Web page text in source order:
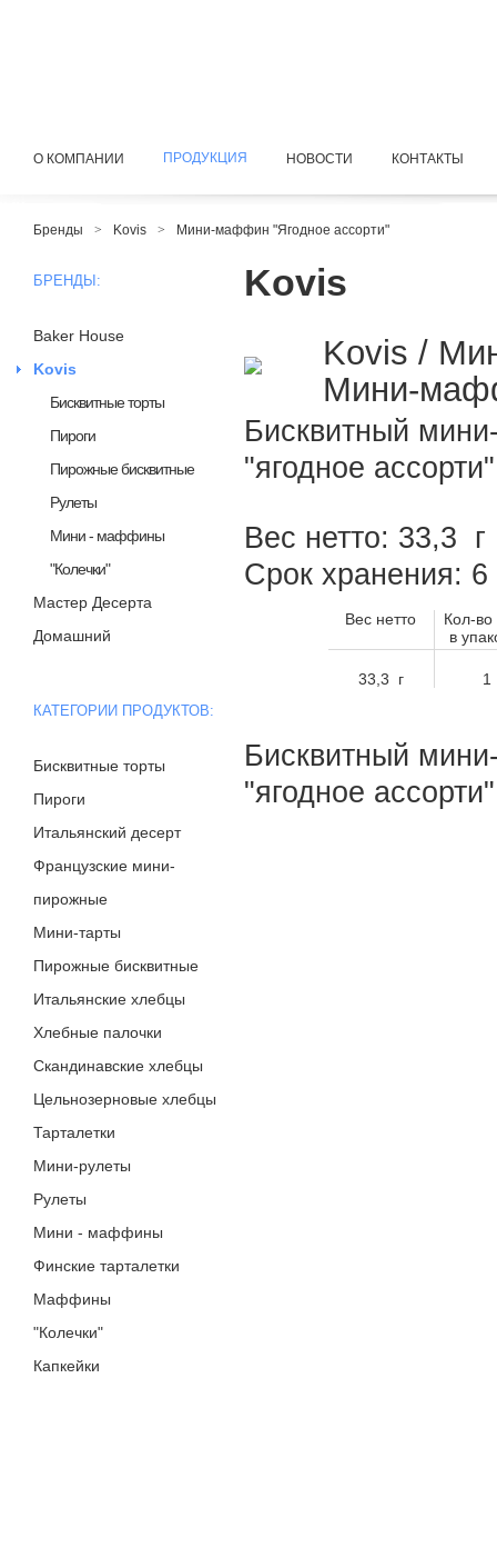
О КОМПАНИИ ПРОДУКЦИЯ НОВОСТИ КОНТАКТЫ
Бренды > Kovis > Мини-маффин "Ягодное ассорти"
Kovis
Kovis /
Мини-
Бисквитный
"ягодное
Вес нетто: 33,3 г
Срок хранения:
Вес нетто
Кол-во
в
33,3 г 1
Бисквитный
"ягодное
БРЕНДЫ:
Baker House
Kovis
Бисквитные торты
Пироги
Пирожные бисквитные
Рулеты
Мини - маффины
"Колечки"
Мастер Десерта
Домашний
КАТЕГОРИИ ПРОДУКТОВ:
Бисквитные торты
Пироги
Итальянский десерт
Французские мини-
пирожные
Мини-тарты
Пирожные бисквитные
Итальянские хлебцы
Хлебные палочки
Скандинавские хлебцы
Цельнозерновые хлебцы
Тарталетки
Мини-рулеты
Рулеты
Мини - маффины
Финские тарталетки
Маффины
"Колечки"
Капкейки